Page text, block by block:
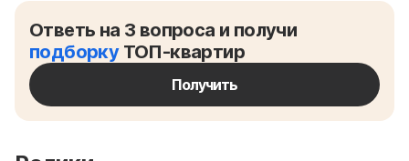
Ответь на 3 вопроса и получи
подборкуТОП-квартир
Получить